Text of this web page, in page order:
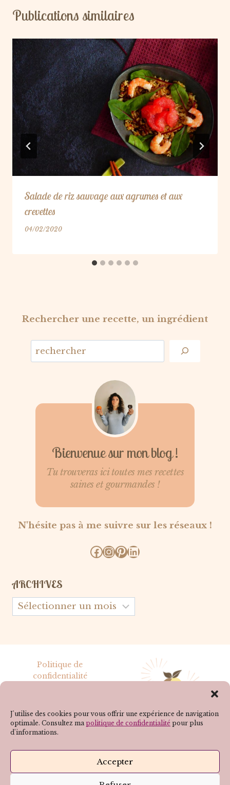
J'utilise des cookies pour vous offrir une expérience de navigation
optimale. Consultez mapolitique de confidentialité pour plus
d'informations.
Accepter
Publications similaires
Salade de riz sauvage aux agrumes et aux
crevettes
04/02/2020
Rechercher une recette, un ingrédient
Bienvenue sur mon blog !
Tu trouveras ici toutes mes recettes
saines et gourmandes !
N'hésite pas à me suivre sur les réseaux !
Facebook
Instagram
Pinterest
LinkedIn
ARCHIVES
Archives
Politique de
confidentialité
SUIVEZ-MOI SUR LES RÉSEAUX !